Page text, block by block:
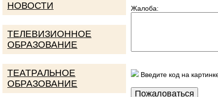
Жалоба:
Введите код на
НОВОСТИ
ТЕЛЕВИЗИОННОЕ
ОБРАЗОВАНИЕ
ТЕАТРАЛЬНОЕ
ОБРАЗОВАНИЕ